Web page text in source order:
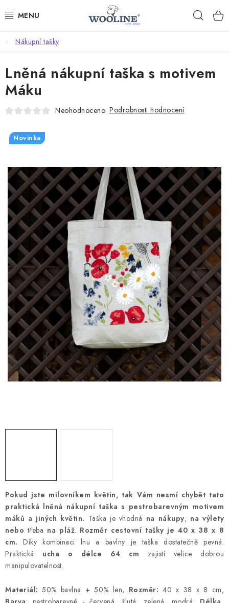
na
AKCE %
DÁRKOVÉ POUKAZY
OBLEČENÍ
SAUNA A ZDRAVÍ
ZAHRADA
Doprava a platba Hodnocení obchodu
Kontakty
Moje objednávka
FAQ
Nákupní tašky
Pokud jste milovníkem květin, tak Vám nesmí chybět tato
praktická lněná nákupní taška s pestrobarevným motivem
máků a jiných květin. Taška je vhodná na nákupy, na výlety
nebo třeba na pláž. Rozměr cestovní tašky je 40 x 38 x 8
cm. Díky kombinaci lnu a bavlny je taška dostatečně pevná.
Praktická ucha o délce 64 cm zajistí velice dobrou
manipulovatelnost.
Materiál: 50% bavlna + 50% len, Rozměr: 40 x 38 x 8 cm,
Lněná nákupní taška s motivem
Máku
Neohodnoceno Podrobnosti hodnocení
Novinka